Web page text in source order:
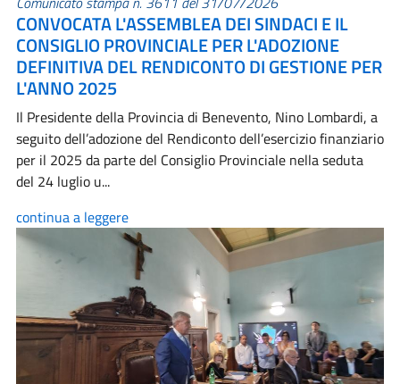
CONVOCATA L'ASSEMBLEA DEI SINDACI E IL
CONSIGLIO PROVINCIALE PER L'ADOZIONE
DEFINITIVA DEL RENDICONTO DI GESTIONE PER
L'ANNO 2025
Il Presidente della Provincia di Benevento, Nino Lombardi, a
seguito dell’adozione del Rendiconto dell’esercizio finanziario
per il 2025 da parte del Consiglio Provinciale nella seduta
del 24 luglio u...
continua a leggere